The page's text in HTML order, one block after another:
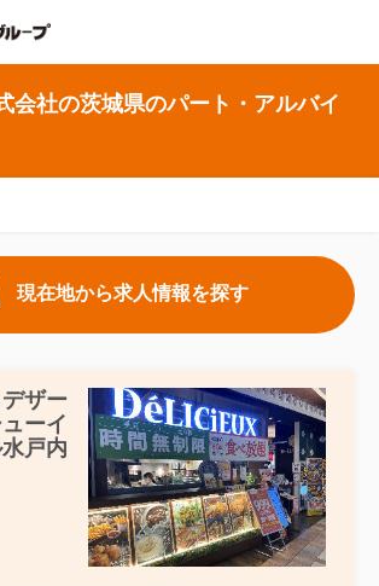
会社の茨城県のパート・アルバイ
現在地から求人情報を探す
ザー
ーイ
戸内